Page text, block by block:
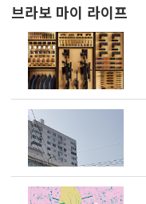
브라보 마이 라이프